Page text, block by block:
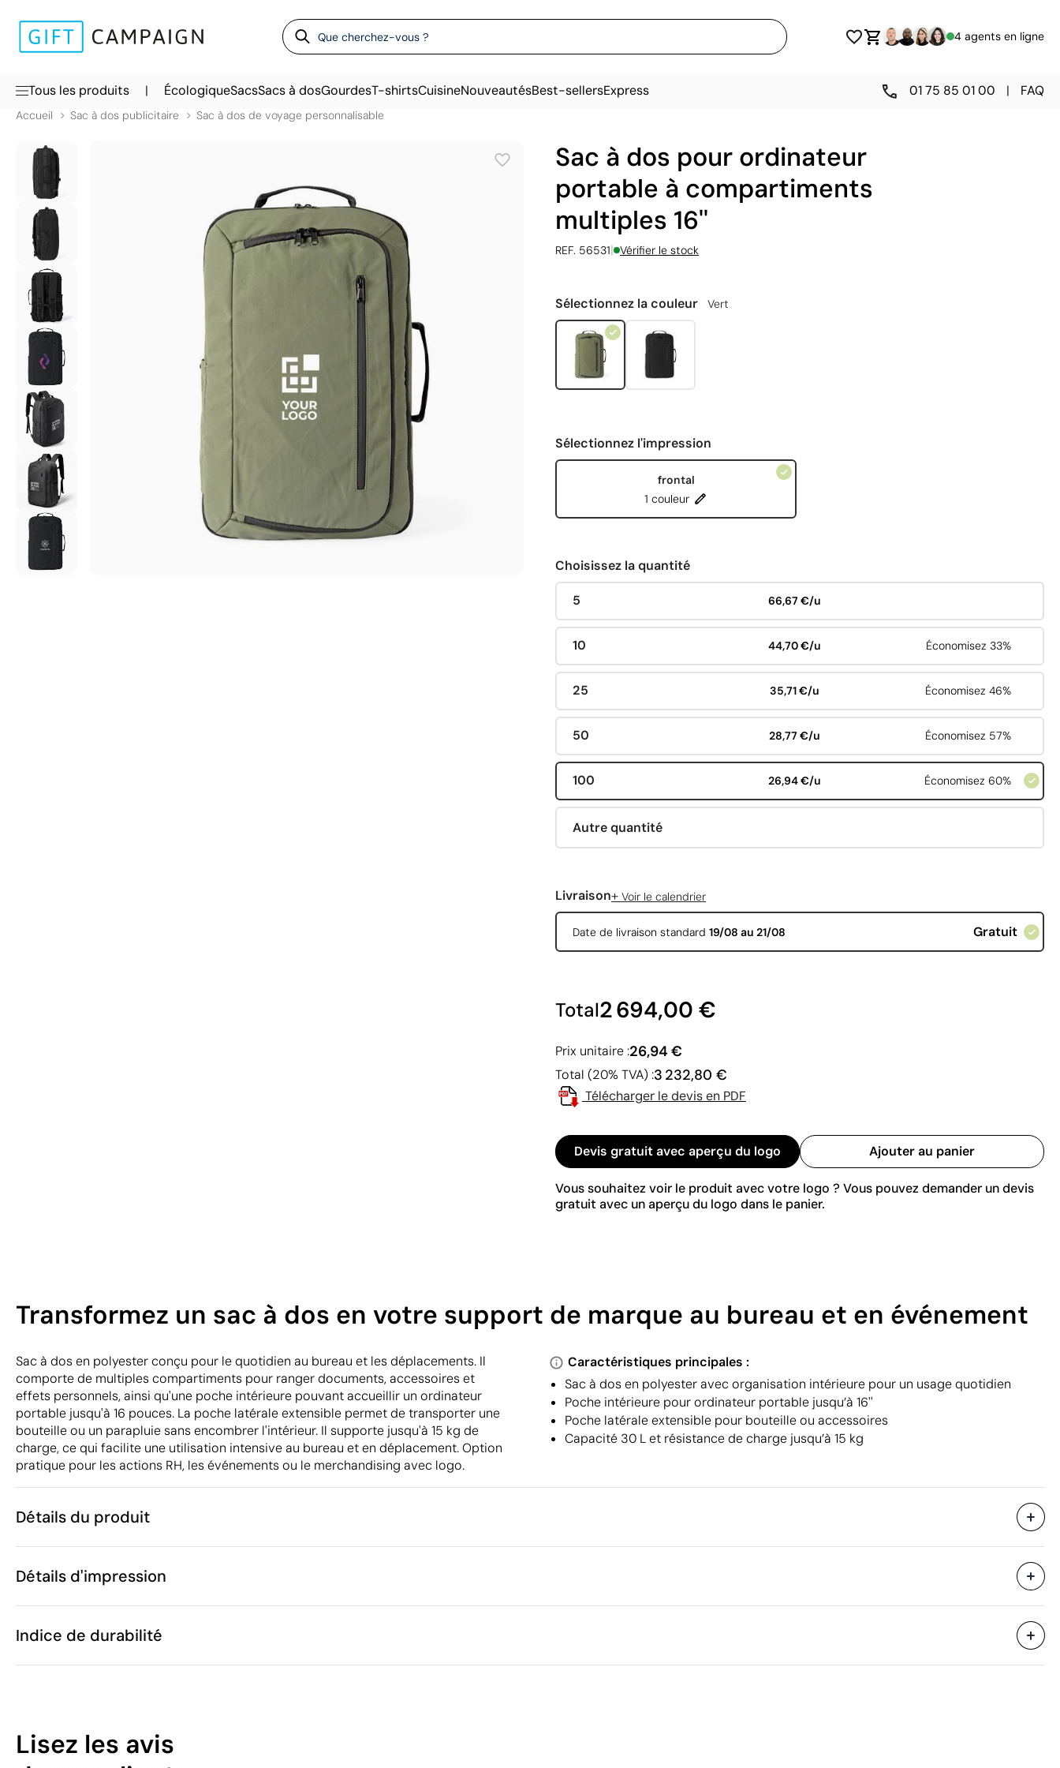
4 agents en ligne
Tous les produits | ÉcologiqueSacsSacs à dosGourdesT-shirtsCuisineNouveautésBest-sellersExpress 01 75 85 01 00 | FAQ
Accueil Sac à dos publicitaire Sac à dos de voyage personnalisable
Sac à dos pour ordinateur
portable à compartiments
multiples 16''
REF. 56531| Vérifier le stock
Sélectionnez la couleur Vert
Sélectionnez l'impression
frontal
1 couleur
Choisissez la quantité
5 66,67 €/u
10 44,70 €/u Économisez 33%
25 35,71 €/u Économisez 46%
50 28,77 €/u Économisez 57%
100 26,94 €/u Économisez 60%
Autre quantité
Livraison+ Voir le calendrier
Date de livraison standard 19/08 au 21/08 Gratuit
Total2 694,00 €
Prix unitaire :26,94 €
Total (20% TVA) :3 232,80 €
Télécharger le devis en PDF
Devis gratuit avec aperçu du logo Ajouter au panier
Vous souhaitez voir le produit avec votre logo ? Vous pouvez demander un devis
gratuit avec un aperçu du logo dans le panier.
Transformez un sac à dos en votre support de marque au bureau et en événement
Sac à dos en polyester conçu pour le quotidien au bureau et les déplacements. Il
comporte de multiples compartiments pour ranger documents, accessoires et
effets personnels, ainsi qu'une poche intérieure pouvant accueillir un ordinateur
portable jusqu'à 16 pouces. La poche latérale extensible permet de transporter une
bouteille ou un parapluie sans encombrer l'intérieur. Il supporte jusqu'à 15 kg de
charge, ce qui facilite une utilisation intensive au bureau et en déplacement. Option
pratique pour les actions RH, les événements ou le merchandising avec logo.
Caractéristiques principales :
Sac à dos en polyester avec organisation intérieure pour un usage quotidien
Poche intérieure pour ordinateur portable jusqu’à 16''
Poche latérale extensible pour bouteille ou accessoires
Capacité 30 L et résistance de charge jusqu’à 15 kg
Détails du produit
Caractéristiques
Code du produit
Poids
Matière
Dans notre collection depuis
Emballage
Quantité par boîte
10 unités
Détails d'impression
Indice de durabilité
/100
Lisez les avis